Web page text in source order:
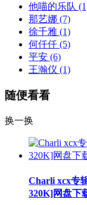
他喵的乐队
那艺娜 (7)
徐千雅 (1)
何仟仟 (5)
平安 (6)
王瀚仪 (1)
随便看看
换一换
Charli xcx专
320K]网盘下